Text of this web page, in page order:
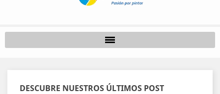
DESCUBRE NUESTROS ÚLTIMOS POST